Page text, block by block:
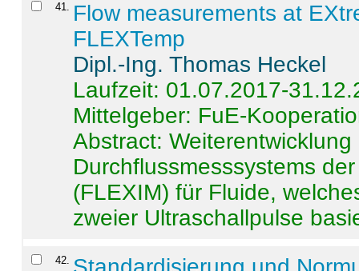
41. Flow measurements at
FLEXTemp
Dipl.-Ing. Thomas Heckel
Laufzeit: 01.07.2017-
Mittelgeber: FuE-
Abstract:
Durchflussmesssystems
(FLEXIM) für Fluide,
zweier Ultraschallpulse
42.